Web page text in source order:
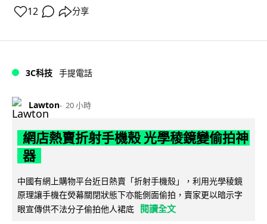
12 分享
3C科技 手提電話
Lawton 20 小時
網店熱賣折射手機殼 光學稜鏡變偷拍神
器
中國有網上購物平台近日熱賣「折射手機殼」，利用光學稜鏡
原理讓手機在熒幕關閉狀態下亦能側面偷拍，賣家更以暗示字
眼宣傳供不法分子偷拍他人裙底 閱讀全文